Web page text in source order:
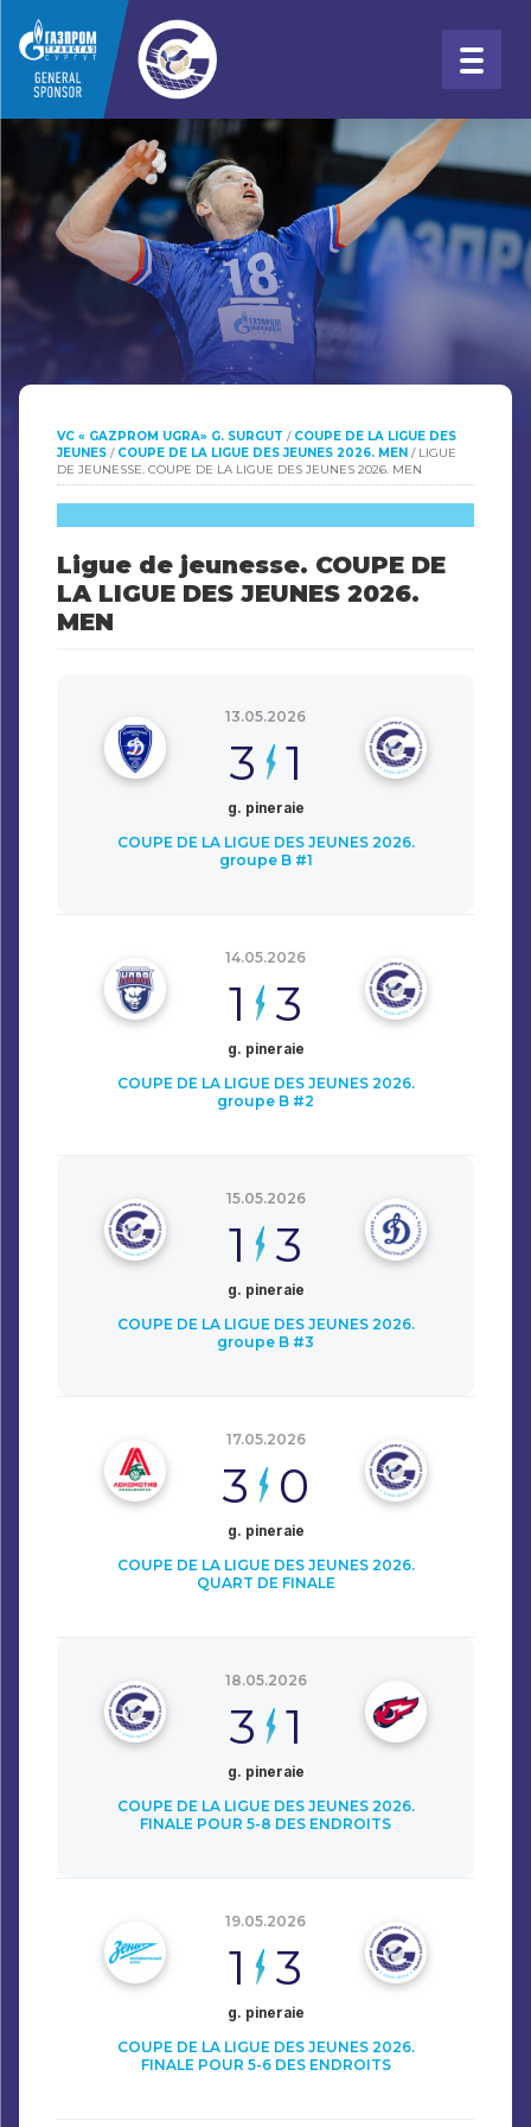
VC « GAZPROM UGRA» G. SURGUT / COUPE DE LA LIGUE DES
JEUNES / COUPE DE LA LIGUE DES JEUNES 2026. MEN / LIGUE
DE JEUNESSE. COUPE DE LA LIGUE DES JEUNES 2026. MEN
Ligue de jeunesse. COUPE DE
LA LIGUE DES JEUNES 2026.
MEN
13.05.2026
3 1
g. pineraie
COUPE DE LA LIGUE DES JEUNES 2026.
groupe B #1
14.05.2026
1 3
g. pineraie
COUPE DE LA LIGUE DES JEUNES 2026.
groupe B #2
15.05.2026
1 3
g. pineraie
COUPE DE LA LIGUE DES JEUNES 2026.
groupe B #3
17.05.2026
3 0
g. pineraie
COUPE DE LA LIGUE DES JEUNES 2026.
QUART DE FINALE
18.05.2026
3 1
g. pineraie
COUPE DE LA LIGUE DES JEUNES 2026.
FINALE POUR 5-8 DES ENDROITS
19.05.2026
1 3
g. pineraie
COUPE DE LA LIGUE DES JEUNES 2026.
FINALE POUR 5-6 DES ENDROITS